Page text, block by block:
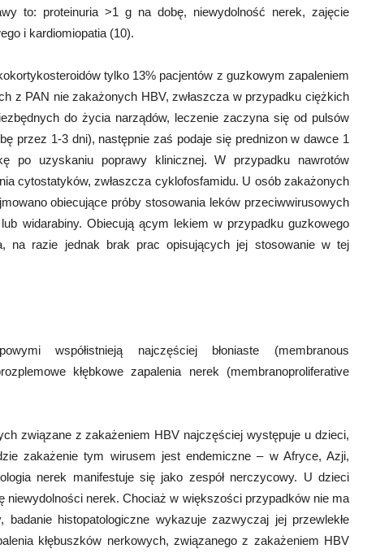
to: proteinuria >1 g na dobę, niewydolność nerek, zajęcie
i kardiomiopatia (10).
tylko 13% pacjentów z guzkowym zapaleniem
z PAN nie zakażonych HBV, zwłaszcza w przypadku ciężkich
do życia narządów, leczenie zaczyna się od pulsów
przez 1-3 dni), następnie zaś podaje się prednizon w dawce 1
po uzyskaniu poprawy klinicznej. W przypadku nawrotów
cytostatyków, zwłaszcza cyklofosfamidu. U osób zakażonych
obiecujące próby stosowania leków przeciwwirusowych
widarabiny. Obiecują ącym lekiem w przypadku guzkowego
na razie jednak brak prac opisujących jej stosowanie w tej
współistnieją najczęściej błoniaste (membranous
kłębkowe zapalenia nerek (membranoproliferative
związane z zakażeniem HBV najczęściej występuje u dzieci,
zakażenie tym wirusem jest endemiczne – w Afryce, Azji,
nerek manifestuje się jako zespół nerczycowy. U dzieci
niewydolności nerek. Chociaż w większości przypadków nie ma
histopatologiczne wykazuje zazwyczaj jej przewlekłe
kłębuszków nerkowych, związanego z zakażeniem HBV